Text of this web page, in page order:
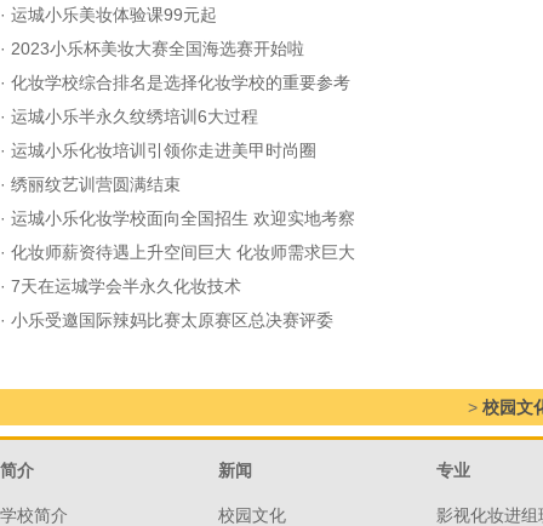
· 运城小乐美妆体验课99元起
· 2023小乐杯美妆大赛全国海选赛开始啦
· 化妆学校综合排名是选择化妆学校的重要参考
· 运城小乐半永久纹绣培训6大过程
· 运城小乐化妆培训引领你走进美甲时尚圈
· 绣丽纹艺训营圆满结束
· 运城小乐化妆学校面向全国招生 欢迎实地考察
· 化妆师薪资待遇上升空间巨大 化妆师需求巨大
· 7天在运城学会半永久化妆技术
· 小乐受邀国际辣妈比赛太原赛区总决赛评委
> 校园文
简介 新闻 专业
学校简介 校园文化
影视化妆进组